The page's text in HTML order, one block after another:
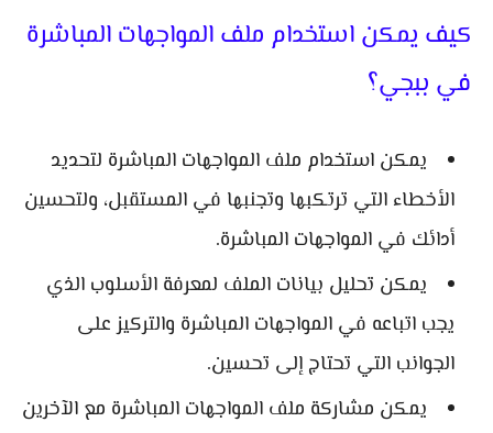
كيف يمكن استخدام ملف المواجهات المباشرة
في ببجي؟
يمكن استخدام ملف المواجهات المباشرة لتحديد
الأخطاء التي ترتكبها وتجنبها في المستقبل، ولتحسين
أدائك في المواجهات المباشرة.
يمكن تحليل بيانات الملف لمعرفة الأسلوب الذي
يجب اتباعه في المواجهات المباشرة والتركيز على
الجوانب التي تحتاج إلى تحسين.
يمكن مشاركة ملف المواجهات المباشرة مع الآخرين